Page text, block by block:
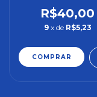
R$40,00
9 x de R$5,23